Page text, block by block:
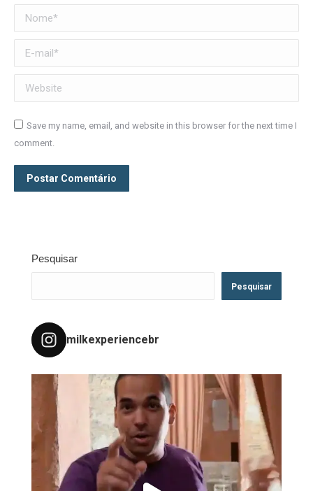
Nome *
E-mail *
Website
Save my name, email, and website in this browser for the next time I
comment.
Postar Comentário
Pesquisar
Pesquisar
milkexperiencebr